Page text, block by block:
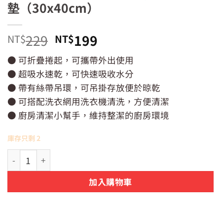
墊（30x40cm）
NT$229 原
始
價
格：
NT$229。
NT$199目
前
價
格：
NT$199。
● 可折疊捲起，可攜帶外出使用
● 超吸水速乾，可快速吸收水分
● 帶有絲帶吊環，可吊掛存放便於晾乾
● 可搭配洗衣網用洗衣機清洗，方便清潔
● 廚房清潔小幫手，維持整潔的廚房環境
庫存只剩 2
【日貨】日本米飛兔 Miffy 廚房吸水墊（30x40cm） 數量
加入購物車